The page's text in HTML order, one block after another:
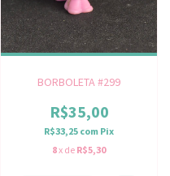
BORBOLETA #299
R$35,00
R$33,25 com Pix
8x de R$5,30